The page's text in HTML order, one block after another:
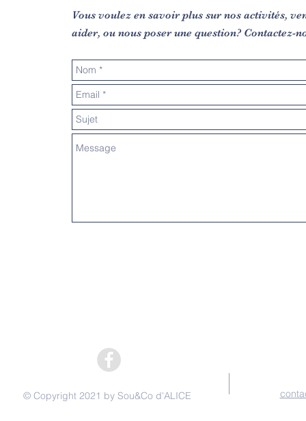
Vous voulez en savoir plus sur nos activités,
aider, ou nous poser une question? Contactez-
© Copyright 2021 by Sou&Co d'ALICE